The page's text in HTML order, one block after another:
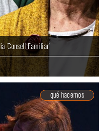
'Consell Familiar'
qué hacemos